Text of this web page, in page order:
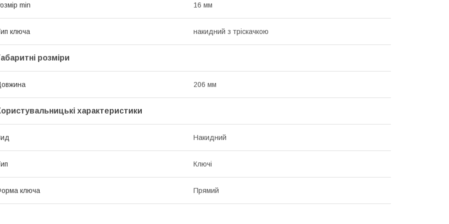
min 16 мм
ключа накидний з тріскачкою
розміри
206 мм
характеристики
Накидний
Ключі
ключа Прямий